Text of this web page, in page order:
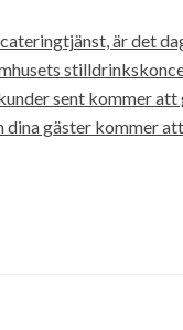
är det
sent kommer
gäster kommer